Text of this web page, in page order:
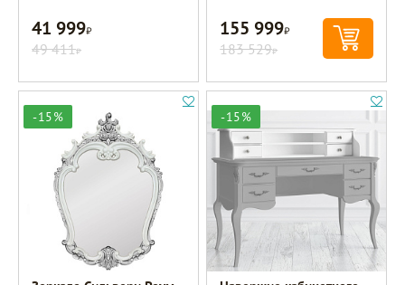
41 999Р
49 411Р
155 999Р
183 529Р
-15% -15%